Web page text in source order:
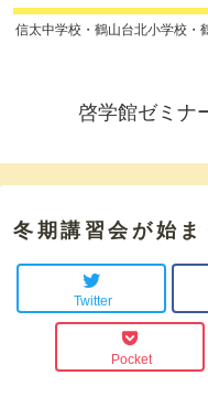
信太中学校・鶴山台北小学校・
啓学館ゼミナ
冬期講習会が始ま
Twitter
Pocket